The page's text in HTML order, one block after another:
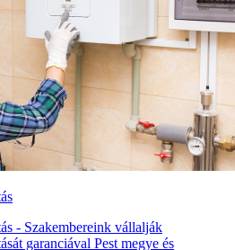
- Szakembereink vállalják
garanciával Pest megye és